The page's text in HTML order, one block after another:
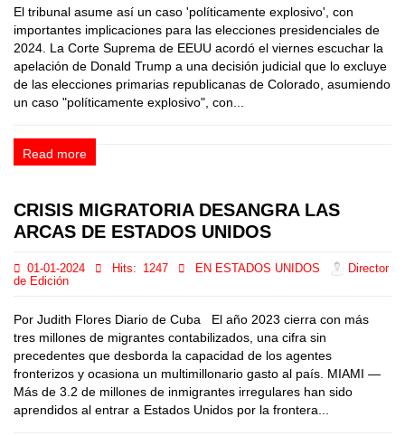
El tribunal asume así un caso 'políticamente explosivo', con
importantes implicaciones para las elecciones presidenciales de
2024. La Corte Suprema de EEUU acordó el viernes escuchar la
apelación de Donald Trump a una decisión judicial que lo excluye
de las elecciones primarias republicanas de Colorado, asumiendo
un caso "políticamente explosivo", con...
Read more
CRISIS MIGRATORIA DESANGRA LAS
ARCAS DE ESTADOS UNIDOS
01-01-2024 Hits: 1247 EN ESTADOS UNIDOS
Director
de Edición
Por Judith Flores Diario de Cuba El año 2023 cierra con más
tres millones de migrantes contabilizados, una cifra sin
precedentes que desborda la capacidad de los agentes
fronterizos y ocasiona un multimillonario gasto al país. MIAMI —
Más de 3.2 de millones de inmigrantes irregulares han sido
aprendidos al entrar a Estados Unidos por la frontera...